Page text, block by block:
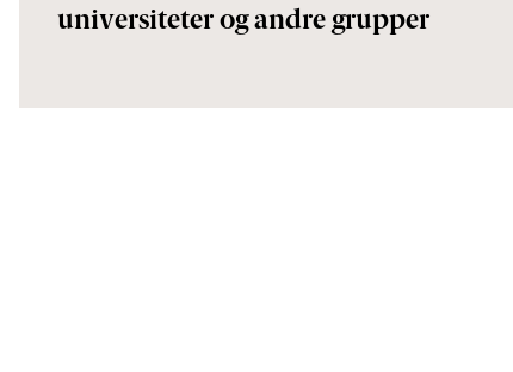
universiteter og andre grupper